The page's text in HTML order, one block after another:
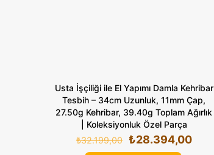
Usta İşçiliği ile El Yapımı Damla Kehribar
Tesbih – 34cm Uzunluk, 11mm Çap,
27.50g Kehribar, 39.40g Toplam Ağırlık
| Koleksiyonluk Özel Parça
₺32.199,00
Orijinal
₺28.394,00Şu